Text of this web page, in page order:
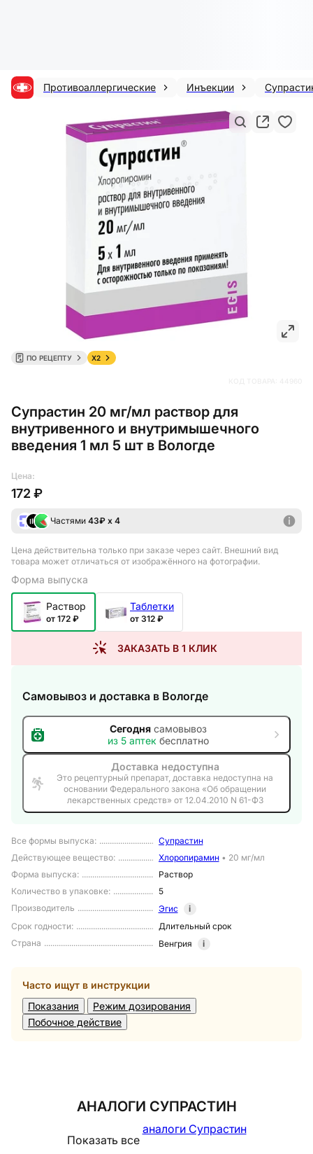
Противоаллергические Инъекции
Супрастин 20 мг/мл раствор для
внутривенного и внутримышечного
введения 1 мл 5 шт в Вологде
ПО РЕЦЕПТУ X2
Все формы выпуска:
Супрастин
Действующее вещество: Хлоропирамин• 20 мг/мл
Форма выпуска:
Раствор
Количество в упаковке:
5
Производитель
Эгис
i
Срок годности:
Длительный срок
Страна
Венгрия i
Часто ищут в инструкции
Показания
Режим дозирования
Побочное действие
Цена:
172 ₽
Частями 43₽ х 4
Цена действительна только при заказе через сайт. Внешний вид
товара может отличаться от изображённого на фотографии.
Форма выпуска
Раствор
от 172 ₽
Таблетки
от 312 ₽
ЗАКАЗАТЬ В 1 КЛИК
Самовывоз и доставка в Вологде
Сегоднясамовывоз
из 5 аптек бесплатно
Доставка недоступна
Это рецептурный препарат, доставка недоступна на
основании Федерального закона «Об обращении
лекарственных средств» от 12.04.2010 N 61-ФЗ
АНАЛОГИ СУПРАСТИН
Показать все
аналоги Супрастин